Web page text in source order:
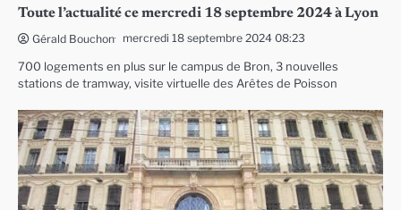
Toute l’actualité ce mercredi 18 septembre 2024 à Lyon
Gérald Bouchon mercredi 18 septembre 2024 08:23
700 logements en plus sur le campus de Bron, 3 nouvelles
stations de tramway, visite virtuelle des Arêtes de Poisson